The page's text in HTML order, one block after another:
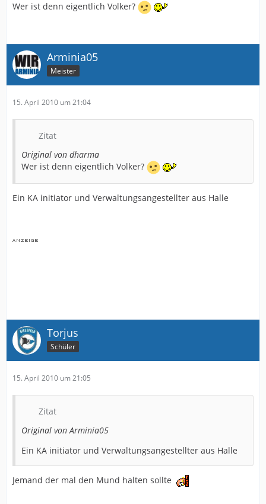
Wer ist denn eigentlich Volker?
Arminia05
Meister
15. April 2010 um 21:04
Zitat
Original von dharma
Wer ist denn eigentlich Volker?
Ein KA initiator und Verwaltungsangestellter aus Halle
Torjus
Schüler
15. April 2010 um 21:05
Zitat
Original von Arminia05
Ein KA initiator und Verwaltungsangestellter aus Halle
Jemand der mal den Mund halten sollte